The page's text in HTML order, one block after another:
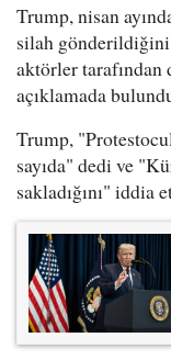
Trump, nisan
silah gönderildiğini
aktörler
açıklamada
Trump,
sayıda" dedi ve
sakladığını" iddia